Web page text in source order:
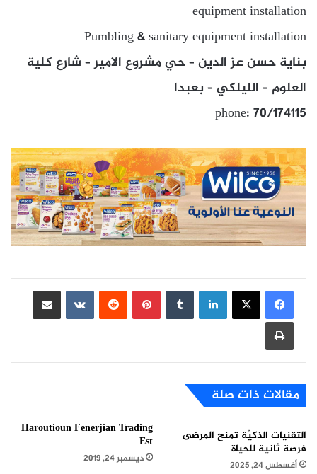
equipment installation
Pumbling & sanitary equipment installation
بناية حسن عز الدين – حي مشروع الامير – شارع كلية
العلوم – الليلكي – بعبدا
phone: 70/174115
لينكدإن بينتيريست
مشاركة عبر البريد
طباعة
مقالات ذات صلة
التقنيات الذكيّة تمنح المرضى
فرصة ثانية للحياة
أغسطس 24, 2025
Haroutioun Fenerjian Trading
Est
ديسمبر 24, 2019